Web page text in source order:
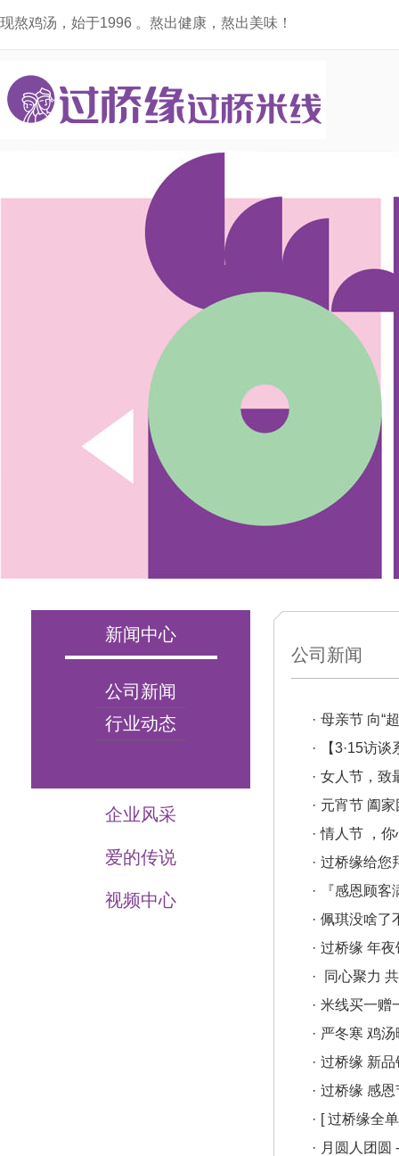
现熬鸡汤，始于1996 。熬出健康，熬出美味！
新闻中心
公司新闻
行业动态
企业风采
爱的传说
视频中心
公司新闻
· 母亲节 向“
·
【3·15访
· 女人节，致
· 元宵节 阖
· 情人节 ，
· 过桥缘给您
·
『感恩顾
· 佩琪没啥了
· 过桥缘 年
·
同心聚力
· 米线买一赠
· 严冬寒 鸡
· 过桥缘 新
· 过桥缘 感
· [ 过桥缘全
· 月圆人团圆